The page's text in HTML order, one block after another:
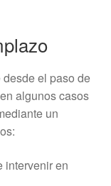
el paso de
algunos casos
un
intervenir en